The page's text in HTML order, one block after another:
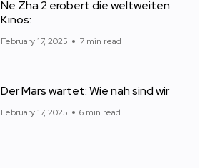
Ne Zha 2 erobert die weltweiten
Kinos:
February 17, 2025 7 min read
Der Mars wartet: Wie nah sind wir
February 17, 2025 6 min read